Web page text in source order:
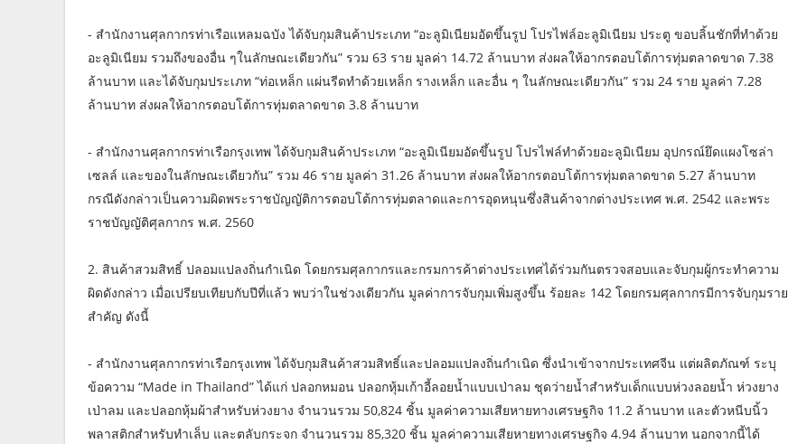
- สำนักงานศุลกากรท่าเรือแหลมฉบัง ได้จับกุมสินค้าประเภท “อะลูมิเนียมอัดขึ้นรูป โปรไฟล์อะลูมิเนียม ประตู ขอบลิ้นชักที่ทำด้วย
อะลูมิเนียม รวมถึงของอื่น ๆในลักษณะเดียวกัน” รวม 63 ราย มูลค่า 14.72 ล้านบาท ส่งผลให้อากรตอบโต้การทุ่มตลาดขาด 7.38
ล้านบาท และได้จับกุมประเภท “ท่อเหล็ก แผ่นรีดทำด้วยเหล็ก รางเหล็ก และอื่น ๆ ในลักษณะเดียวกัน” รวม 24 ราย มูลค่า 7.28
ล้านบาท ส่งผลให้อากรตอบโต้การทุ่มตลาดขาด 3.8 ล้านบาท
- สำนักงานศุลกากรท่าเรือกรุงเทพ ได้จับกุมสินค้าประเภท “อะลูมิเนียมอัดขึ้นรูป โปรไฟล์ทำด้วยอะลูมิเนียม อุปกรณ์ยึดแผงโซล่า
เซลล์ และของในลักษณะเดียวกัน” รวม 46 ราย มูลค่า 31.26 ล้านบาท ส่งผลให้อากรตอบโต้การทุ่มตลาดขาด 5.27 ล้านบาท
กรณีดังกล่าวเป็นความผิดพระราชบัญญัติการตอบโต้การทุ่มตลาดและการอุดหนุนซึ่งสินค้าจากต่างประเทศ พ.ศ. 2542 และพระ
ราชบัญญัติศุลกากร พ.ศ. 2560
2. สินค้าสวมสิทธิ์ ปลอมแปลงถิ่นกำเนิด โดยกรมศุลกากรและกรมการค้าต่างประเทศได้ร่วมกันตรวจสอบและจับกุมผู้กระทำความ
ผิดดังกล่าว เมื่อเปรียบเทียบกับปีที่แล้ว พบว่าในช่วงเดียวกัน มูลค่าการจับกุมเพิ่มสูงขึ้น ร้อยละ 142 โดยกรมศุลกากรมีการจับกุมราย
สำคัญ ดังนี้
- สำนักงานศุลกากรท่าเรือกรุงเทพ ได้จับกุมสินค้าสวมสิทธิ์และปลอมแปลงถิ่นกำเนิด ซึ่งนำเข้าจากประเทศจีน แต่ผลิตภัณฑ์ ระบุ
ข้อความ “Made in Thailand” ได้แก่ ปลอกหมอน ปลอกหุ้มเก้าอี้ลอยน้ำแบบเป่าลม ชุดว่ายน้ำสำหรับเด็กแบบห่วงลอยน้ำ ห่วงยาง
เป่าลม และปลอกหุ้มผ้าสำหรับห่วงยาง จำนวนรวม 50,824 ชิ้น มูลค่าความเสียหายทางเศรษฐกิจ 11.2 ล้านบาท และตัวหนีบนิ้ว
พลาสติกสำหรับทำเล็บ และตลับกระจก จำนวนรวม 85,320 ชิ้น มูลค่าความเสียหายทางเศรษฐกิจ 4.94 ล้านบาท นอกจากนี้ได้